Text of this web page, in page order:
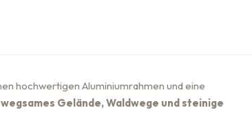
hochwertigen Aluminiumrahmen und eine
Gelände, Waldwege und steinige